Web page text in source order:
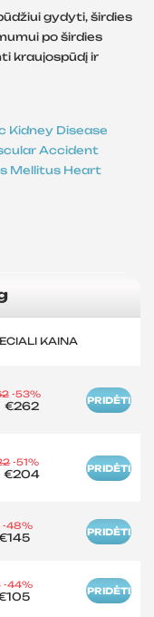
gydyti, širdies
po širdies
kraujospūdį ir
Kidney Disease
Accident
Mellitus Heart
KAINA
-53%
€262 PRIDĖTI
-51%
€204 PRIDĖTI
-48%
PRIDĖTI
-44%
PRIDĖTI